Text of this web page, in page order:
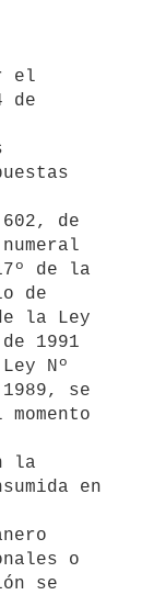
de
de
de la
de
la Ley
1991
Nº
se
la
en
o
se